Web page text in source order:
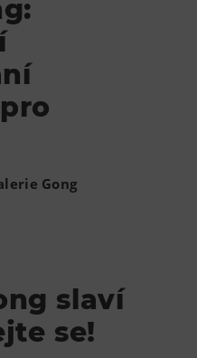
Gong
slaví
se!